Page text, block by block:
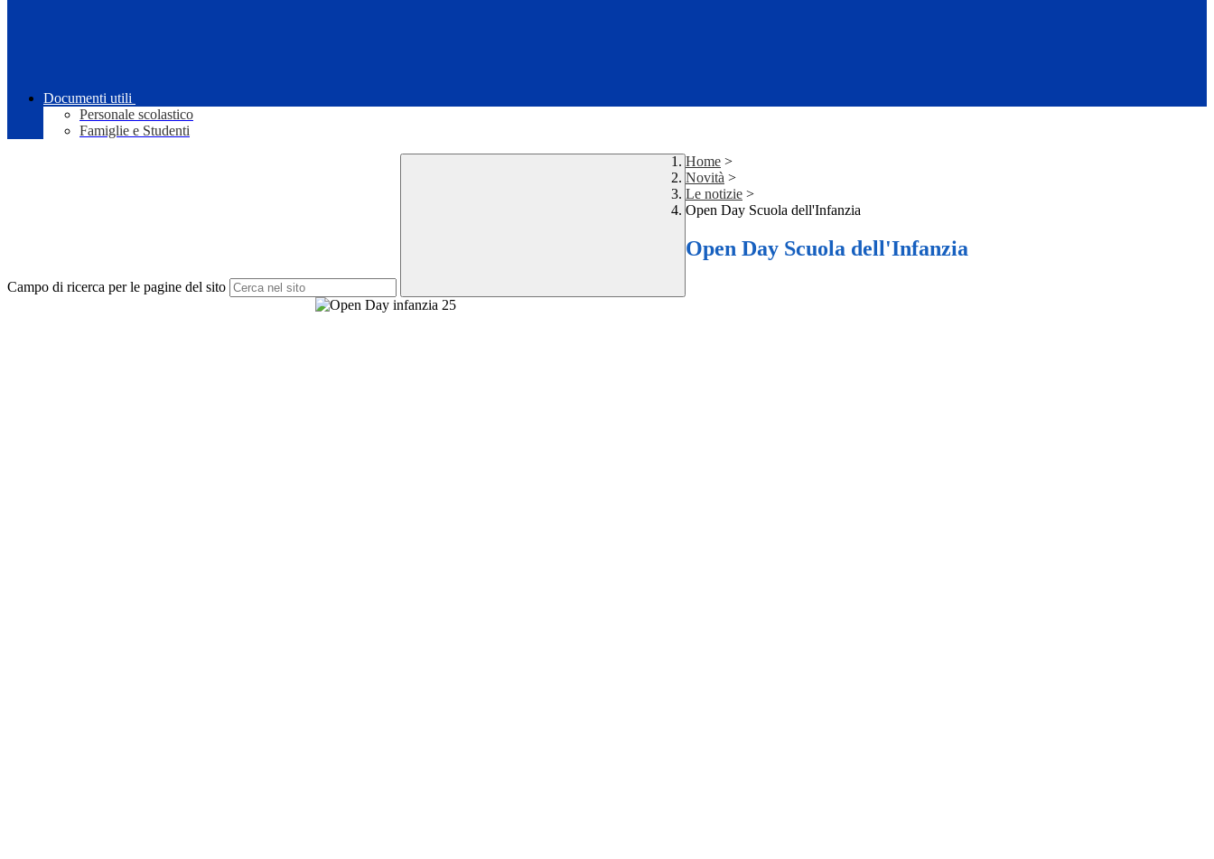
Documenti utili
Personale scolastico
Famiglie e Studenti
Campo di ricerca per le pagine del sito
Home >
Novità >
Le notizie >
Open Day Scuola dell'Infanzia
Open Day Scuola dell'Infanzia